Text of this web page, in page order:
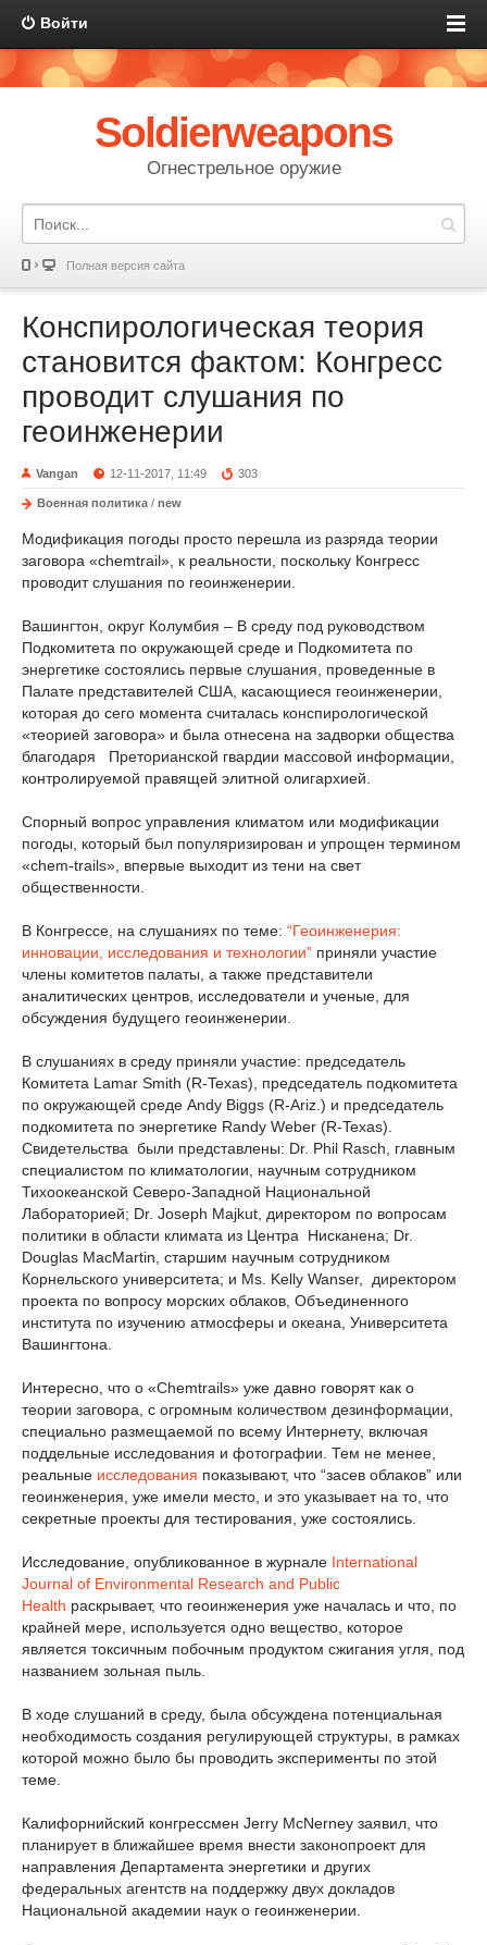
Войти
Soldierweapons
Огнестрельное оружие
Полная версия сайта
Конспирологическая теория
становится фактом: Конгресс
проводит слушания по
геоинженерии
Vangan 12-11-2017, 11:49 303
Военная политика / new
Модификация погоды просто перешла из разряда теории
заговора «chemtrail», к реальности, поскольку Конгресс
проводит слушания по геоинженерии.
Вашингтон, округ Колумбия – В среду под руководством
Подкомитета по окружающей среде и Подкомитета по
энергетике состоялись первые слушания, проведенные в
Палате представителей США, касающиеся геоинженерии,
которая до сего момента считалась конспирологической
«теорией заговора» и была отнесена на задворки общества
благодаря Преторианской гвардии массовой информации,
контролируемой правящей элитной олигархией.
Спорный вопрос управления климатом или модификации
погоды, который был популяризирован и упрощен термином
«chem-trails», впервые выходит из тени на свет
общественности.
В Конгрессе, на слушаниях по теме: “Геоинженерия:
инновации, исследования и технологии” приняли участие
члены комитетов палаты, а также представители
аналитических центров, исследователи и ученые, для
обсуждения будущего геоинженерии.
В слушаниях в среду приняли участие: председатель
Комитета Lamar Smith (R-Texas), председатель подкомитета
по окружающей среде Andy Biggs (R-Ariz.) и председатель
подкомитета по энергетике Randy Weber (R-Texas).
Свидетельства были представлены: Dr. Phil Rasch, главным
специалистом по климатологии, научным сотрудником
Тихоокеанской Северо-Западной Национальной
Лабораторией; Dr. Joseph Majkut, директором по вопросам
политики в области климата из Центра Нисканена; Dr.
Douglas MacMartin, старшим научным сотрудником
Корнельского университета; и Ms. Kelly Wanser, директором
проекта по вопросу морских облаков, Объединенного
института по изучению атмосферы и океана, Университета
Вашингтона.
Интересно, что о «Chemtrails» уже давно говорят как о
теории заговора, с огромным количеством дезинформации,
специально размещаемой по всему Интернету, включая
поддельные исследования и фотографии. Тем не менее,
реальные исследования показывают, что “засев облаков” или
геоинженерия, уже имели место, и это указывает на то, что
секретные проекты для тестирования, уже состоялись.
Исследование, опубликованное в журнале International
Journal of Environmental Research and Public
Health раскрывает, что геоинженерия уже началась и что, по
крайней мере, используется одно вещество, которое
является токсичным побочным продуктом сжигания угля, под
названием зольная пыль.
В ходе слушаний в среду, была обсуждена потенциальная
необходимость создания регулирующей структуры, в рамках
которой можно было бы проводить эксперименты по этой
теме.
Калифорнийский конгрессмен Jerry McNerney заявил, что
планирует в ближайшее время внести законопроект для
направления Департамента энергетики и других
федеральных агентств на поддержку двух докладов
Национальной академии наук о геоинженерии.